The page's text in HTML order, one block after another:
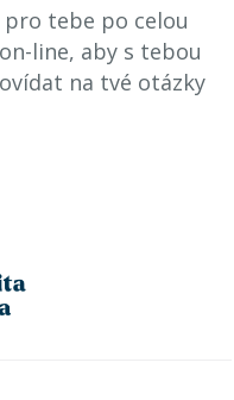
tebe po celou
line, aby s tebou
na tvé otázky